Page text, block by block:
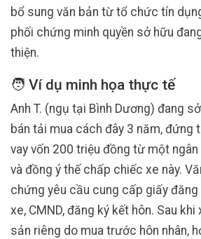
bổ sung văn bản từ tổ chức tín
phối chứng minh quyền sở hữu
thiện.
🧑‍ Ví dụ minh họa thực tế
Anh T. (ngụ tại Bình Dương) đang
bán tải mua cách đây 3 năm, đứng
vay vốn 200 triệu đồng từ một
và đồng ý thế chấp chiếc xe này.
chứng yêu cầu cung cấp giấy đăng
xe, CMND, đăng ký kết hôn. Sau
sản riêng do mua trước hôn nhân,